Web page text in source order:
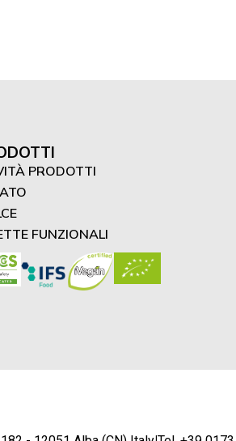
PRODOTTI
FUNZIONALI